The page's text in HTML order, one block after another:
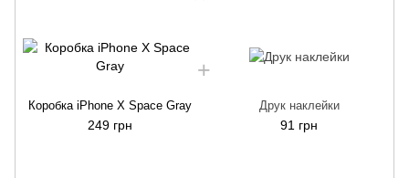
Коробка iPhone X Space Gray
249 грн
Друк наклейки
91 грн